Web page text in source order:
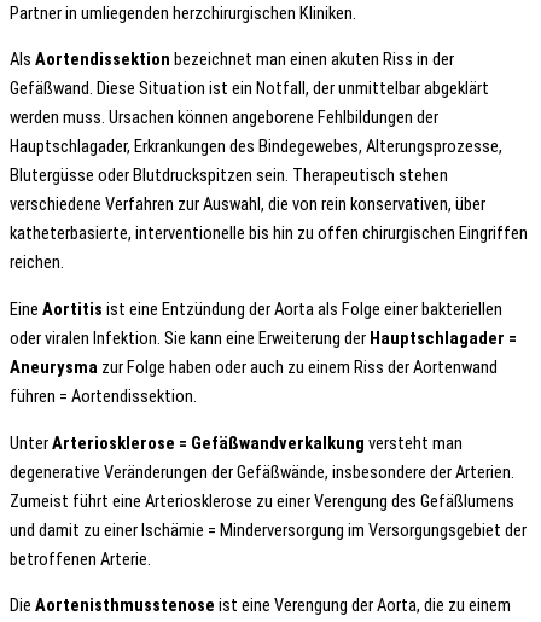
Partner in umliegenden herzchirurgischen Kliniken.
Als Aortendissektion bezeichnet man einen akuten Riss in der
Gefäßwand. Diese Situation ist ein Notfall, der unmittelbar abgeklärt
werden muss. Ursachen können angeborene Fehlbildungen der
Hauptschlagader, Erkrankungen des Bindegewebes, Alterungsprozesse,
Blutergüsse oder Blutdruckspitzen sein. Therapeutisch stehen
verschiedene Verfahren zur Auswahl, die von rein konservativen, über
katheterbasierte, interventionelle bis hin zu offen chirurgischen Eingriffen
reichen.
Eine Aortitis ist eine Entzündung der Aorta als Folge einer bakteriellen
oder viralen Infektion. Sie kann eine Erweiterung der Hauptschlagader =
Aneurysma zur Folge haben oder auch zu einem Riss der Aortenwand
führen = Aortendissektion.
UnterArteriosklerose = Gefäßwandverkalkung versteht man
degenerative Veränderungen der Gefäßwände, insbesondere der Arterien.
Zumeist führt eine Arteriosklerose zu einer Verengung des Gefäßlumens
und damit zu einer Ischämie = Minderversorgung im Versorgungsgebiet der
betroffenen Arterie.
Die Aortenisthmusstenose ist eine Verengung der Aorta, die zu einem